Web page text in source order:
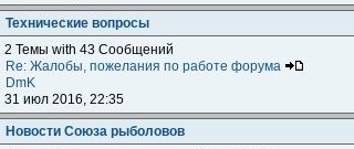
Технические вопросы
2 Темы with 43 Сообщений
Re: Жалобы, пожелания по работе форума
DmK
31 июл 2016, 22:35
Новости Союза рыболовов